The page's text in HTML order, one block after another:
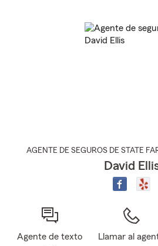
AGENTE DE SEGUROS DE STATE
David
Agente de texto Llamar al